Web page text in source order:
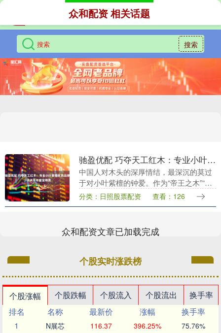
搜索
众和配资 相关话题
驰盈优配 巧夺天工红木：专业小叶紫檀家具品牌，传承千年皇室尊贵
中国人对木头的深厚情结，最深沉的莫过
于对小叶紫檀的钟爱。作为“帝王之木”“木
中之王”，小叶紫檀历来为皇室贵族所专
享，凝聚千年日月的精华，承载着中国人
分类：日照股票配资 查看：126
众和配资文章已加载完成
个股实时涨跌榜
个股涨幅 个股跌幅 个股流入 个股流出
换手率
排名
名称 最新价 涨幅
换手率
1
N展芯 116.37 396.25% 75.76%